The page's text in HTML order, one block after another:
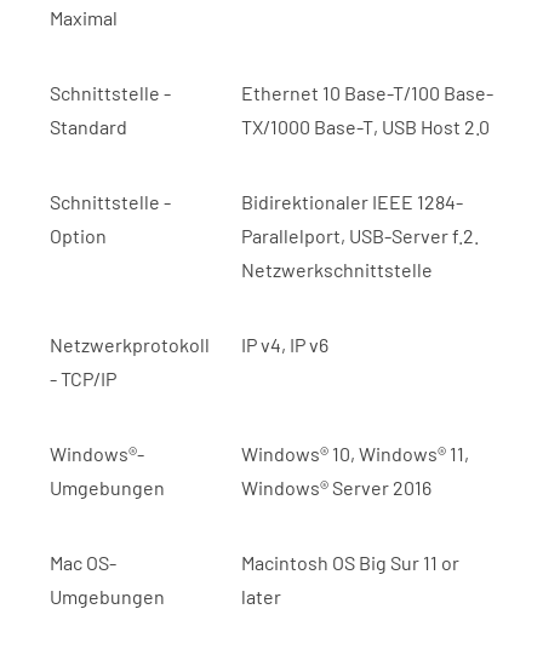
Maximal
Schnittstelle -
Standard
Ethernet 10 Base-T/100 Base-
TX/1000 Base-T, USB Host 2.0
Schnittstelle -
Option
Bidirektionaler IEEE 1284-
Parallelport, USB-Server f.2.
Netzwerkschnittstelle
Netzwerkprotokoll
- TCP/IP
IP v4, IP v6
Windows®-
Umgebungen
Windows® 10, Windows® 11,
Windows® Server 2016
Mac OS-
Umgebungen
Macintosh OS Big Sur 11 or
later